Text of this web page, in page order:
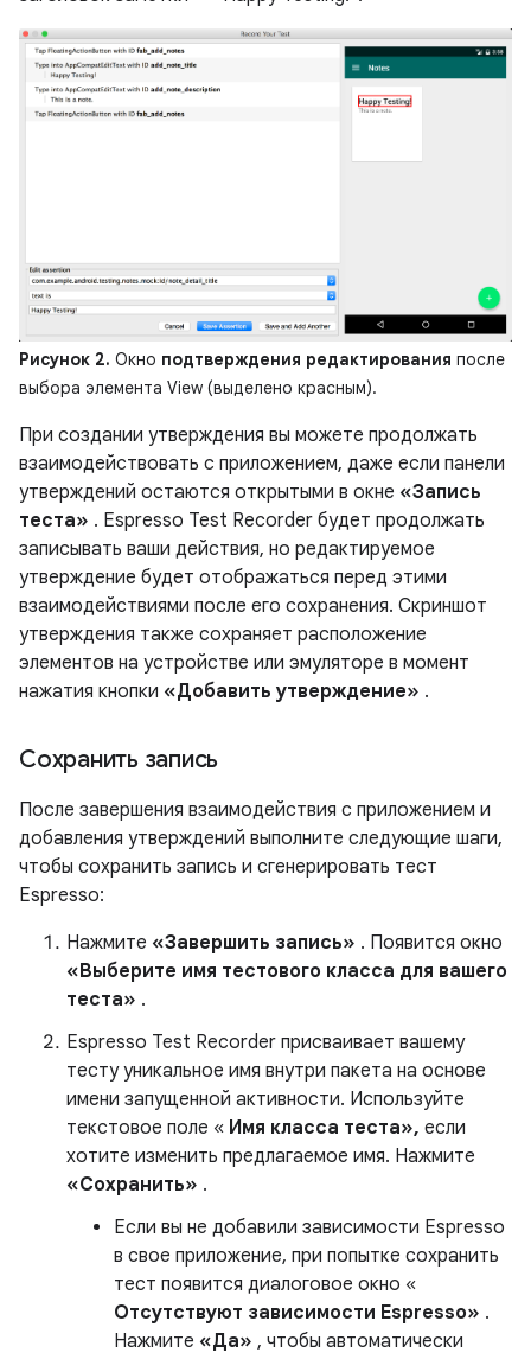
Рисунок 2. Окно подтверждения редактирования после
выбора элемента View (выделено красным).
При создании утверждения вы можете продолжать
взаимодействовать с приложением, даже если панели
утверждений остаются открытыми в окне «Запись
теста» . Espresso Test Recorder будет продолжать
записывать ваши действия, но редактируемое
утверждение будет отображаться перед этими
взаимодействиями после его сохранения. Скриншот
утверждения также сохраняет расположение
элементов на устройстве или эмуляторе в момент
нажатия кнопки «Добавить утверждение» .
Сохранить запись
После завершения взаимодействия с приложением и
добавления утверждений выполните следующие шаги,
чтобы сохранить запись и сгенерировать тест
Espresso:
Нажмите «Завершить запись» . Появится окно
«Выберите имя тестового класса для вашего
теста» .
Espresso Test Recorder присваивает вашему
тесту уникальное имя внутри пакета на основе
имени запущенной активности. Используйте
текстовое поле « Имя класса теста», если
хотите изменить предлагаемое имя. Нажмите
«Сохранить» .
Если вы не добавили зависимости Espresso
в свое приложение, при попытке сохранить
тест появится диалоговое окно «
Отсутствуют зависимости Espresso» .
Нажмите «Да» , чтобы автоматически